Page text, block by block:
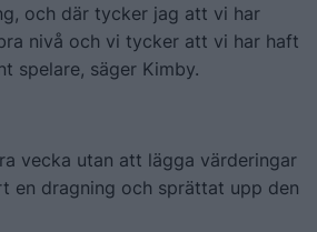
och där tycker jag att vi har
nivå och vi tycker att vi har haft
spelare, säger Kimby.
vecka utan att lägga värderingar
en dragning och sprättat upp den